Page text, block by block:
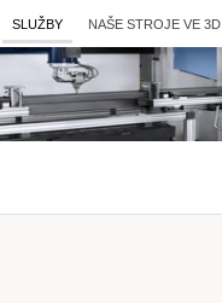
SLUŽBY NAŠE STROJE VE 3D